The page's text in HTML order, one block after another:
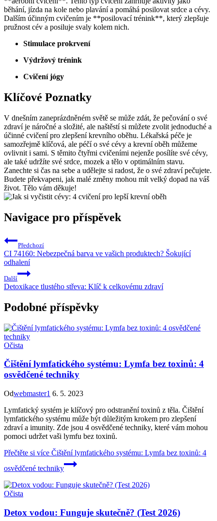
běhání, jízda na kole nebo plavání a pomáhá posilovat srdce a cévy.
Dalším účinným cvičením je **posilovací trénink**, který zlepšuje
pružnost cév a posiluje svaly kolem nich.
Stimulace prokrvení
Výdržový trénink
Cvičení jógy
Klíčové Poznatky
V dnešním zaneprázdněném světě se může zdát, že pečování o své
zdraví je náročné a složité, ale naštěstí si můžete zvolit jednoduché a
účinné cvičení pro zlepšení krevního oběhu. Lékařská péče je
samozřejmě klíčová, ale péčí o své cévy a krevní oběh můžeme
ovlivnit i sami. S těmito čtyřmi cvičeními nejenže posílíte své cévy,
ale také udržíte své srdce, mozek a tělo v optimálním stavu.
Zanechte si čas na sebe a udělejte si radost, že o své zdraví pečujete.
Budete překvapeni, jak malé změny mohou mít velký dopad na váš
život. Tělo vám děkuje!
Navigace pro příspěvek
Předchozí
CI 74160: Nebezpečná barva ve vašich produktech? Šokující
odhalení
Další
Detoxikace tlustého střeva: Klíč k celkovému zdraví
Podobné příspěvky
Očista
Čištění lymfatického systému: Lymfa bez toxinů: 4
osvědčené techniky
Odwebmaster1 6. 5. 2023
Lymfatický systém je klíčový pro odstranění toxinů z těla. Čištění
lymfatického systému může být důležitým krokem pro zlepšení
zdraví a imunity. Zde jsou 4 osvědčené techniky, které vám mohou
pomoci udržet vaši lymfu bez toxinů.
Přečtěte si více Čištění lymfatického systému: Lymfa bez toxinů: 4
osvědčené techniky
Očista
Detox vodou: Funguje skutečně? (Test 2026)